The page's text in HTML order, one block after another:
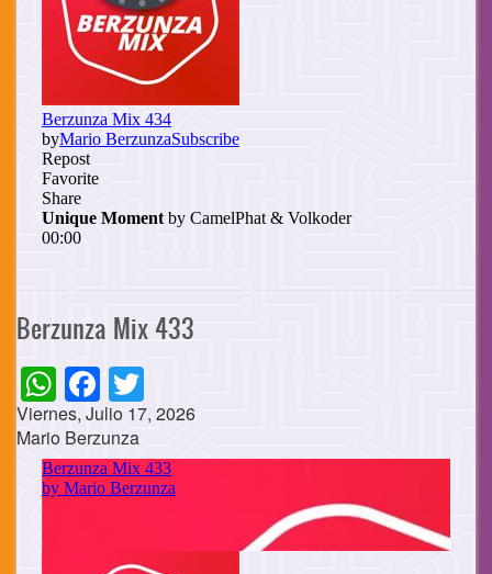
Berzunza Mix 433
WhatsApp
Facebook
Viernes, Julio 17, 2026
Mario Berzunza
Cuerpo